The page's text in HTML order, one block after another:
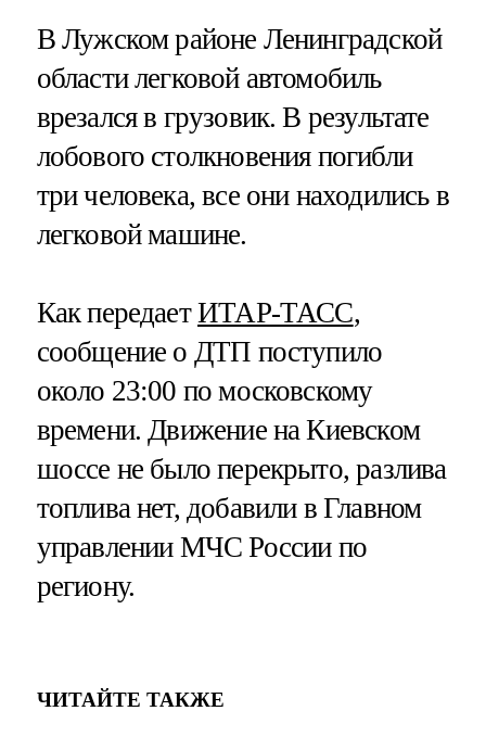
В Лужском районе Ленинградской
области легковой автомобиль
врезался в грузовик. В результате
лобового столкновения погибли
три человека, все они находились в
легковой машине.
Как передаетИТАР-ТАСС,
сообщение о ДТП поступило
около 23:00 по московскому
времени. Движение на Киевском
шоссе не было перекрыто, разлива
топлива нет, добавили в Главном
управлении МЧС России по
региону.
ЧИТАЙТЕ ТАКЖЕ